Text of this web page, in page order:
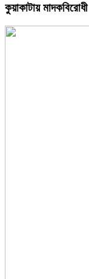
কুয়াকাটায়